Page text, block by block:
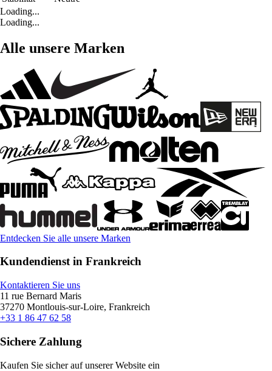
Loading...
Loading...
Alle unsere Marken
Entdecken Sie alle unsere Marken
Kundendienst in Frankreich
Kontaktieren Sie uns
11 rue Bernard Maris
37270 Montlouis-sur-Loire, Frankreich
+33 1 86 47 62 58
Sichere Zahlung
Kaufen Sie sicher auf unserer Website ein